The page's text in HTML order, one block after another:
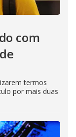
com
termos
por mais duas